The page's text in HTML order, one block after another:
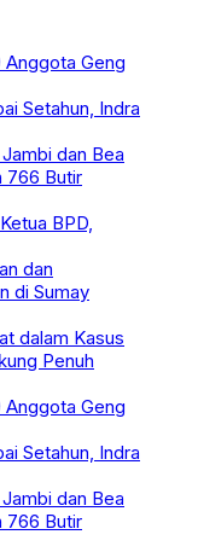
Anggota Geng
Setahun, Indra
dan Bea
766 Butir
BPD,
dan
di Sumay
dalam Kasus
Penuh
Anggota Geng
Setahun, Indra
dan Bea
766 Butir